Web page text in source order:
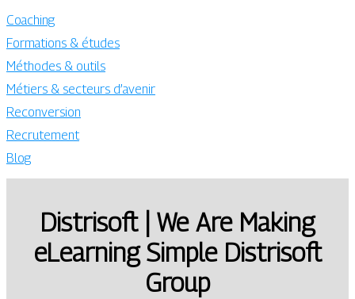
Coaching
Formations & études
Méthodes & outils
Métiers & secteurs d’avenir
Reconversion
Recrutement
Blog
Distrisoft | We Are Making
eLearning Simple Distrisoft
Group